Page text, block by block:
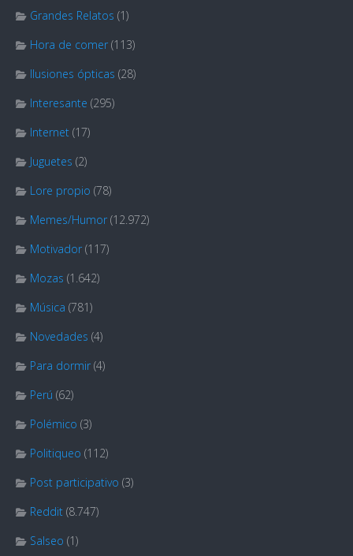
Grandes Relatos (1)
Hora de comer (113)
Ilusiones ópticas (28)
Interesante (295)
Internet (17)
Juguetes (2)
Lore propio (78)
Memes/Humor (12.972)
Motivador (117)
Mozas (1.642)
Música (781)
Novedades (4)
Para dormir (4)
Perú (62)
Polémico (3)
Politiqueo (112)
Post participativo (3)
Reddit (8.747)
Salseo (1)